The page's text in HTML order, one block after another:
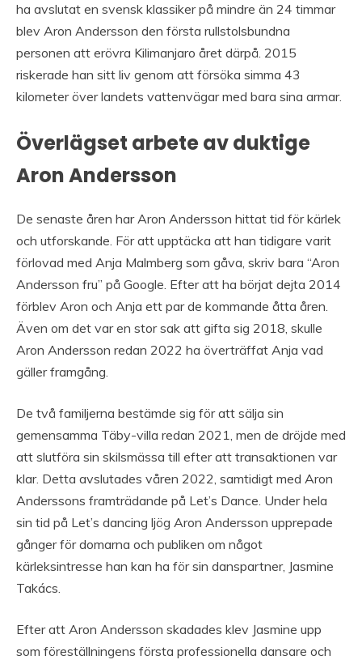
ha avslutat en svensk klassiker på mindre än 24 timmar
blev Aron Andersson den första rullstolsbundna
personen att erövra Kilimanjaro året därpå. 2015
riskerade han sitt liv genom att försöka simma 43
kilometer över landets vattenvägar med bara sina armar.
Överlägset arbete av duktige
Aron Andersson
De senaste åren har Aron Andersson hittat tid för kärlek
och utforskande. För att upptäcka att han tidigare varit
förlovad med Anja Malmberg som gåva, skriv bara “Aron
Andersson fru” på Google. Efter att ha börjat dejta 2014
förblev Aron och Anja ett par de kommande åtta åren.
Även om det var en stor sak att gifta sig 2018, skulle
Aron Andersson redan 2022 ha överträffat Anja vad
gäller framgång.
De två familjerna bestämde sig för att sälja sin
gemensamma Täby-villa redan 2021, men de dröjde med
att slutföra sin skilsmässa till efter att transaktionen var
klar. Detta avslutades våren 2022, samtidigt med Aron
Anderssons framträdande på Let’s Dance. Under hela
sin tid på Let’s dancing ljög Aron Andersson upprepade
gånger för domarna och publiken om något
kärleksintresse han kan ha för sin danspartner, Jasmine
Takács.
Efter att Aron Andersson skadades klev Jasmine upp
som föreställningens första professionella dansare och